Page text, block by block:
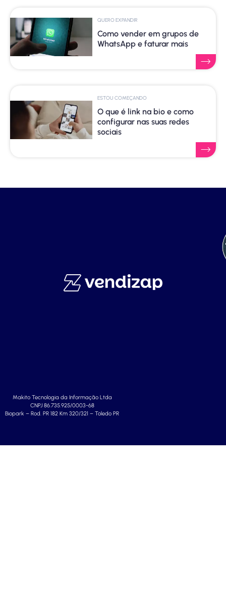
QUERO EXPANDIR
Como vender em grupos de
WhatsApp e faturar mais
ESTOU COMEÇANDO
O que é link na bio e como
configurar nas suas redes
sociais
Makito Tecnologia da Informação Ltda
CNPJ 86.735.925/0003-68
Biopark – Rod. PR 182 Km 320/321 – Toledo PR